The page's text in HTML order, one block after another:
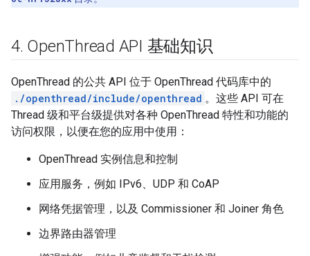
4. OpenThread API 基础知识
OpenThread 的公共 API 位于 OpenThread 代码库中的
./openthread/include/openthread 。这些 API 可在
Thread 级和平台级提供对各种 OpenThread 特性和功能的
访问权限，以便在您的应用中使用：
OpenThread 实例信息和控制
应用服务，例如 IPv6、UDP 和 CoAP
网络凭据管理，以及 Commissioner 和 Joiner 角色
边界路由器管理